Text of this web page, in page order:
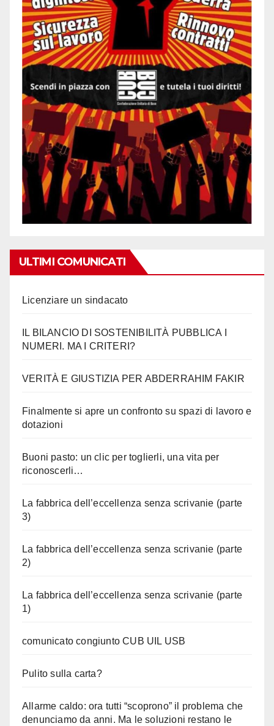
ULTIMI COMUNICATI
Licenziare un sindacato
IL BILANCIO DI SOSTENIBILITÀ PUBBLICA I
NUMERI. MA I CRITERI?
VERITÀ E GIUSTIZIA PER ABDERRAHIM FAKIR
Finalmente si apre un confronto su spazi di lavoro e
dotazioni
Buoni pasto: un clic per toglierli, una vita per
riconoscerli…
La fabbrica dell’eccellenza senza scrivanie (parte
3)
La fabbrica dell’eccellenza senza scrivanie (parte
2)
La fabbrica dell’eccellenza senza scrivanie (parte
1)
comunicato congiunto CUB UIL USB
Pulito sulla carta?
Allarme caldo: ora tutti “scoprono” il problema che
denunciamo da anni. Ma le soluzioni restano le